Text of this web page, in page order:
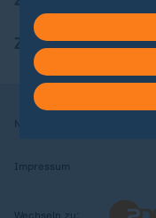
ZDFheute Apps
Nutzungsbedingungen
Impressum
Wechseln zu:
in deinen
Hier findest du
Weitere